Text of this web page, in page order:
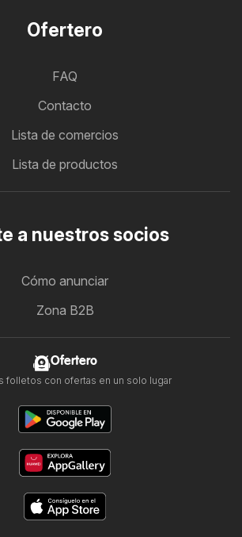
Ofertero
FAQ
Contacto
Lista de comercios
Lista de productos
a nuestros socios
Cómo anunciar
Zona B2B
Ofertero
folletos con ofertas en un solo lugar